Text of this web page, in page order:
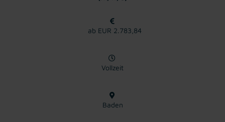
ab EUR 2.783,84
Vollzeit
Baden